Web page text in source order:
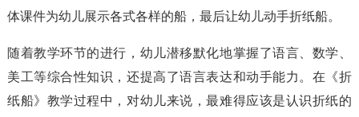
体课件为幼儿展示各式各样的船，最后让幼儿动手折纸船。
随着教学环节的进行，幼儿潜移默化地掌握了语言、数学、
美工等综合性知识，还提高了语言表达和动手能力。在《折
纸船》教学过程中，对幼儿来说，最难得应该是认识折纸的